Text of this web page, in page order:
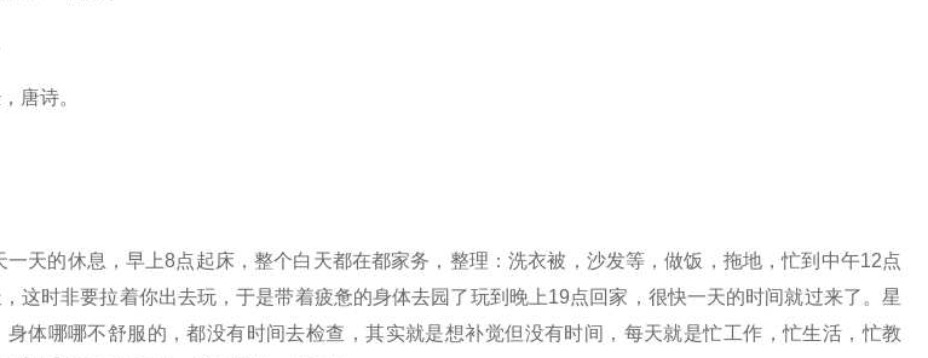
诗。
天的休息，早上8点起床，整个白天都在都家务，整理：洗衣被，沙发等，做饭，拖地，忙到中午12点
这时非要拉着你出去玩，于是带着疲惫的身体去园了玩到晚上19点回家，很快一天的时间就过来了。星
体哪哪不舒服的，都没有时间去检查，其实就是想补觉但没有时间，每天就是忙工作，忙生活，忙教